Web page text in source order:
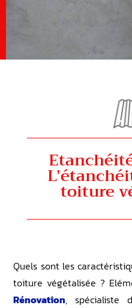
toiture
Quels sont les
toiture végétalisée ?
Rénovation, spécialiste